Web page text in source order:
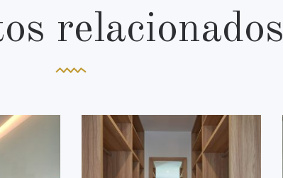
relacionados